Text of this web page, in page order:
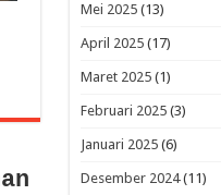
Mei 2025(13)
April 2025(17)
Maret 2025(1)
Februari 2025(3)
Januari 2025(6)
Desember 2024(11)